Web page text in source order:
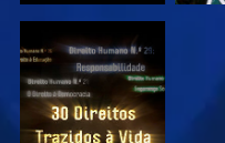
VER